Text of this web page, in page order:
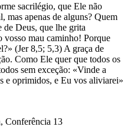
sacrilégio, que Ele não
mas apenas de alguns? Quem
de Deus, que lhe grita
vosso mau caminho! Porque
(Jer 8,5; 5,3) A graça de
Como Ele quer que todos os
sem exceção: «Vinde a
e oprimidos, e Eu vos aliviarei»
Conferência 13